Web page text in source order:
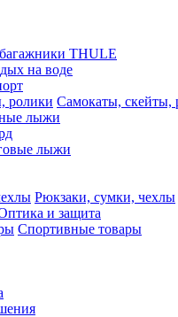
THULE
на воде
Самокаты, скейты,
лыжи
лыжи
Рюкзаки, сумки, чехлы
и защита
Спортивные товары